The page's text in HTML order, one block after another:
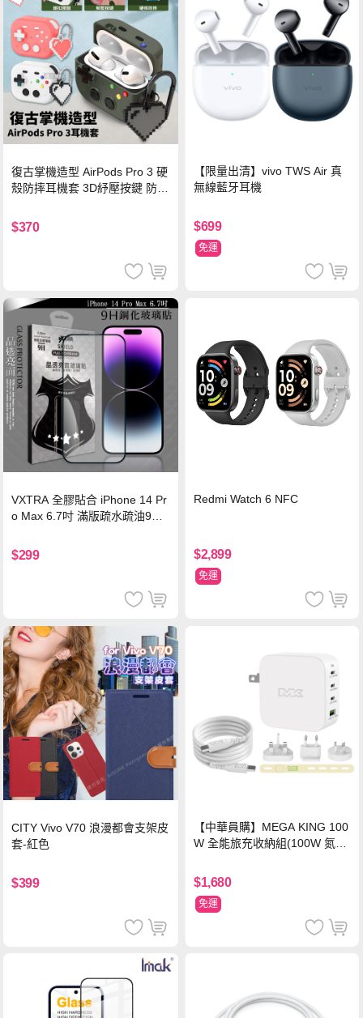
復古掌機造型 AirPods Pro 3 硬
殼防摔耳機套 3D紓壓按鍵 防開
$370
【限量出清】vivo TWS Air 真
無線藍牙耳機
$699
免運
VXTRA 全膠貼合 iPhone 14 Pr
o Max 6.7吋 滿版疏水疏油9H
$299
Redmi Watch 6 NFC
$2,899
免運
CITY Vivo V70 浪漫都會支架皮
套-紅色
$399
【中華員購】MEGA KING 100
W 全能旅充收納組(100W 氮化
萬國轉接器)
$1,680
免運